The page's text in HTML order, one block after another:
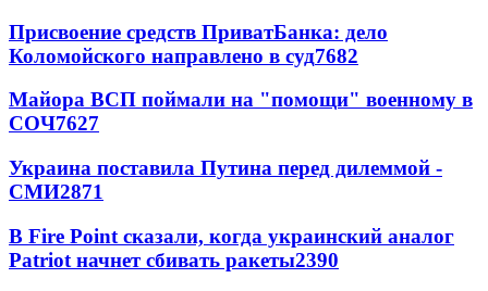
Присвоение средств ПриватБанка: дело
Коломойского направлено в суд7682
Майора ВСП поймали на "помощи" военному в
СОЧ7627
Украина поставила Путина перед дилеммой -
СМИ2871
В Fire Point сказали, когда украинский аналог
Patriot начнет сбивать ракеты2390